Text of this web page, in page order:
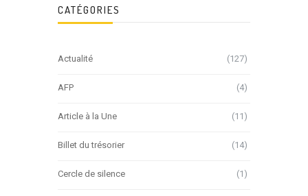
CATÉGORIES
Actualité (127)
AFP (4)
Article à la Une (11)
Billet du trésorier (14)
Cercle de silence (1)